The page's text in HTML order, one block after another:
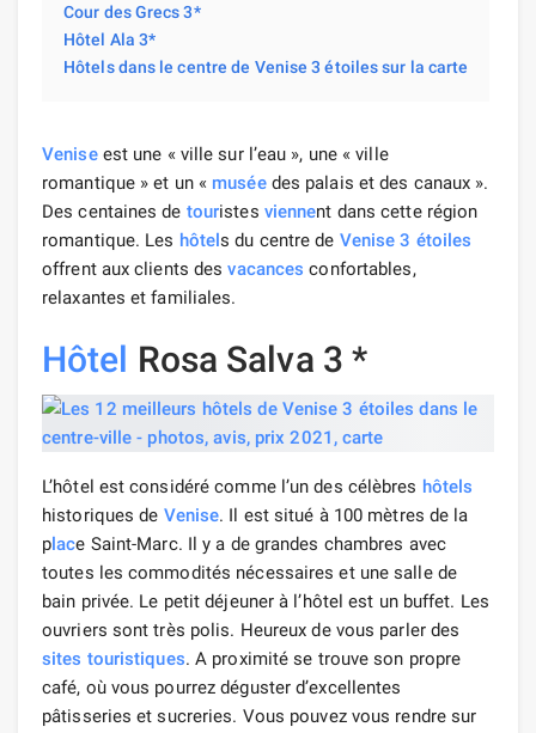
Cour des Grecs 3*
Hôtel Ala 3*
Hôtels dans le centre de Venise 3 étoiles sur la carte
Veniseest une « ville sur l’eau », une « ville
romantique » et un « muséedes palais et des canaux ».
Des centaines de touristes viennent dans cette région
romantique. Les hôtels du centre de Venise 3 étoiles
offrent aux clients desvacances confortables,
relaxantes et familiales.
Hôtel Rosa Salva 3 *
L’hôtel est considéré comme l’un des célèbres hôtels
historiques de Venise. Il est situé à 100 mètres de la
place Saint-Marc. Il y a de grandes chambres avec
toutes les commodités nécessaires et une salle de
bain privée. Le petit déjeuner à l’hôtel est un buffet. Les
ouvriers sont très polis. Heureux de vous parler des
sites touristiques. A proximité se trouve son propre
café, où vous pourrez déguster d’excellentes
pâtisseries et sucreries. Vous pouvez vous rendre sur